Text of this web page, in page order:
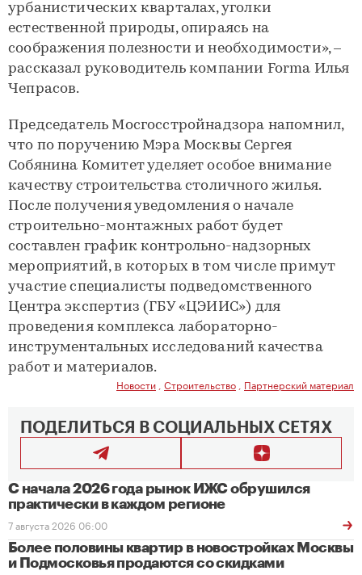
урбанистических кварталах, уголки
естественной природы, опираясь на
соображения полезности и необходимости», –
рассказал руководитель компании Forma Илья
Чепрасов.
Председатель Мосгосстройнадзора напомнил,
что по поручению Мэра Москвы Сергея
Собянина Комитет уделяет особое внимание
качеству строительства столичного жилья.
После получения уведомления о начале
строительно-монтажных работ будет
составлен график контрольно-надзорных
мероприятий, в которых в том числе примут
участие специалисты подведомственного
Центра экспертиз (ГБУ «ЦЭИИС») для
проведения комплекса лабораторно-
инструментальных исследований качества
работ и материалов.
Новости Строительство Партнерский материал
ПОДЕЛИТЬСЯ В СОЦИАЛЬНЫХ СЕТЯХ
С начала 2026 года рынок ИЖС обрушился
практически в каждом регионе
7 августа 2026 06:00
Более половины квартир в новостройках Москвы
и Подмосковья продаются со скидками